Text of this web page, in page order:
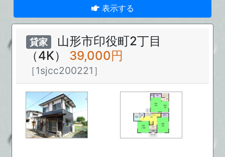
表示する
貸家
山形市印役町2丁目
（4K） 39,000円
［1sjcc200221］